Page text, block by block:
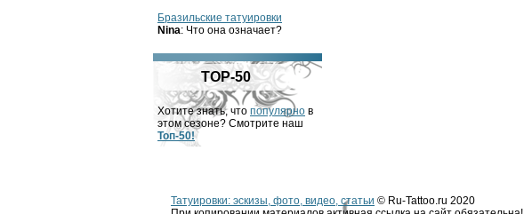
Бразильские татуировки
Nina: Что она означает?
TOP-50
Хотите знать, что популярно в
этом сезоне? Смотрите наш
Топ-50!
Татуировки: эскизы, фото, видео, статьи © Ru-Tattoo.ru 2020